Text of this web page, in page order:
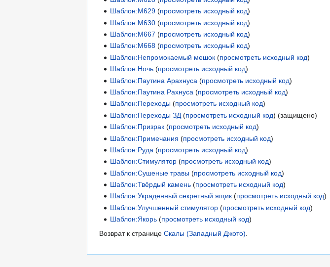
Шаблон:М629 (просмотреть исходный код)
Шаблон:М630 (просмотреть исходный код)
Шаблон:М667 (просмотреть исходный код)
Шаблон:М668 (просмотреть исходный код)
Шаблон:Непромокаемый мешок (просмотреть исходный код)
Шаблон:Ночь (просмотреть исходный код)
Шаблон:Паутина Арахнуса (просмотреть исходный код)
Шаблон:Паутина Рахнуса (просмотреть исходный код)
Шаблон:Переходы (просмотреть исходный код)
Шаблон:Переходы ЗД (просмотреть исходный код) (защищено)
Шаблон:Призрак (просмотреть исходный код)
Шаблон:Примечания (просмотреть исходный код)
Шаблон:Руда (просмотреть исходный код)
Шаблон:Стимулятор (просмотреть исходный код)
Шаблон:Сушеные травы (просмотреть исходный код)
Шаблон:Твёрдый камень (просмотреть исходный код)
Шаблон:Украденный секретный ящик (просмотреть исходный код)
Шаблон:Улучшенный стимулятор (просмотреть исходный код)
Шаблон:Якорь (просмотреть исходный код)
Возврат к странице Скалы (Западный Джото).